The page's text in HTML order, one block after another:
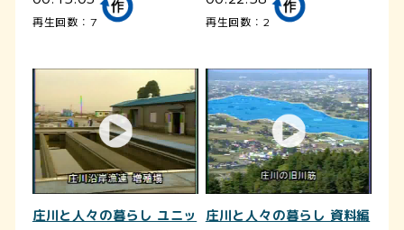
再生回数：7 再生回数：2
庄川と人々の暮らし ユニッ
庄川と人々の暮らし 資料編